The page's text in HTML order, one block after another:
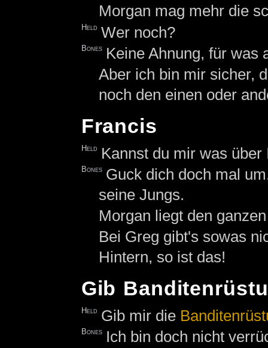
Morgan mag mehr die
Held Wer noch?
Bones Keine Ahnung, für was
Aber ich bin mir sicher,
noch den einen oder
Francis
Held Kannst du mir was über
Bones Guck dich doch mal
seine Jungs.
Morgan liegt den
Bei Greg gibt's sowas
Hintern, so ist das!
Gib
Held Gib mir die
Bones Ich bin doch nicht